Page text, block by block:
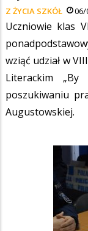
Z ŻYCIA SZKÓŁ 06/
Uczniowie klas
wziąć udział w
Literackim
poszukiwaniu
Augustowskiej.